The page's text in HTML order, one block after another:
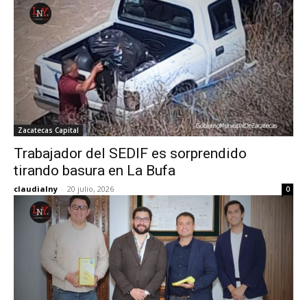
Zacatecas Capital
Trabajador del SEDIF es sorprendido
tirando basura en La Bufa
claudialny - 20 julio, 2026 0